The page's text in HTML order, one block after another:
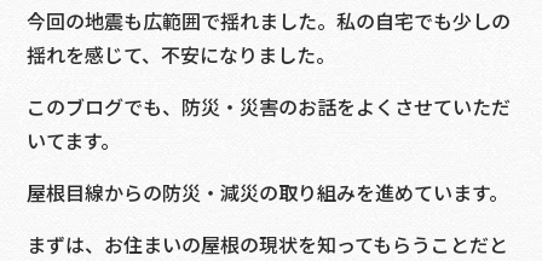
今回の地震も広範囲で揺れました。私の自宅でも少しの
揺れを感じて、不安になりました。
このブログでも、防災・災害のお話をよくさせていただ
いてます。
屋根目線からの防災・減災の取り組みを進めています。
まずは、お住まいの屋根の現状を知ってもらうことだと